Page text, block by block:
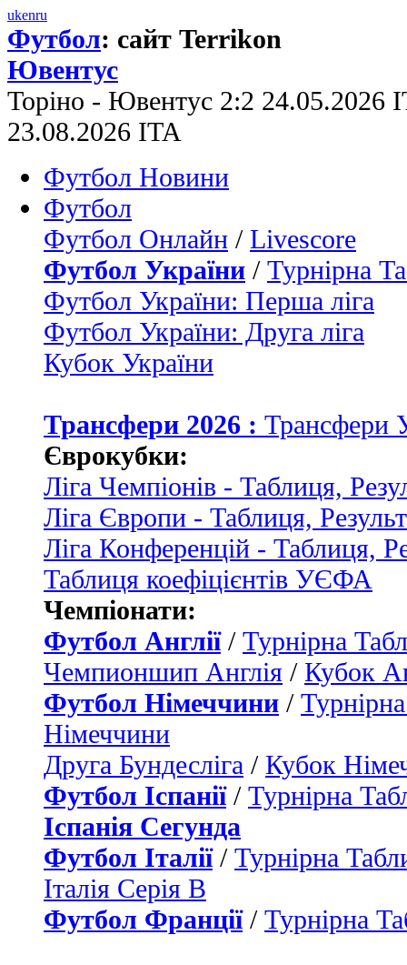
ukenru
Футбол: сайт Terrikon
Ювентус
Торіно - Ювентус 2:2 24.05.2026
23.08.2026 ITA
Футбол Новини
Футбол
Футбол Онлайн / Livescore
Футбол України / Турнірна
Футбол України: Перша ліга
Футбол України: Друга ліга
Кубок України
Трансфери 2026 : Трансфери
Єврокубки:
Ліга Чемпіонів - Таблиця,
Ліга Європи - Таблиця,
Ліга Конференцій - Таблиця,
Таблиця коефіцієнтів УЄФА
Чемпіонати:
Футбол Англії/ Турнірна
Чемпионшип Англія / Кубок
Футбол Німеччини /
Німеччини
Друга Бундесліга / Кубок
Футбол Іспанії/ Турнірна
Іспанія Сегунда
Футбол Італії/ Турнірна
Італія Серія B
Футбол Франції/ Турнірна